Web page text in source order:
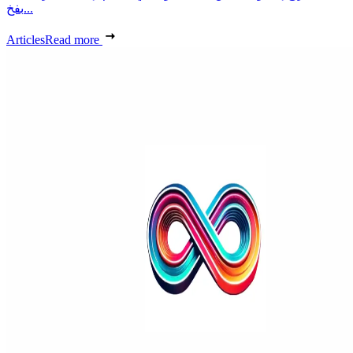
بفخ...
ArticlesRead more